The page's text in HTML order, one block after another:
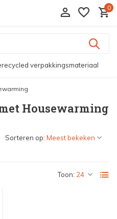
0
verpakkingsmateriaal
Housewarming
Toon:
Sorteren op: